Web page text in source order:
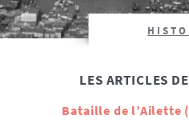
LES ARTICLES
Bataille de l’Ailette